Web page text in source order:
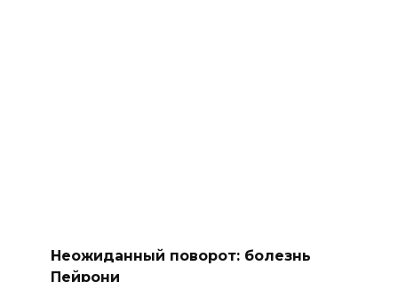
Неожиданный поворот: болезнь
Пейрони